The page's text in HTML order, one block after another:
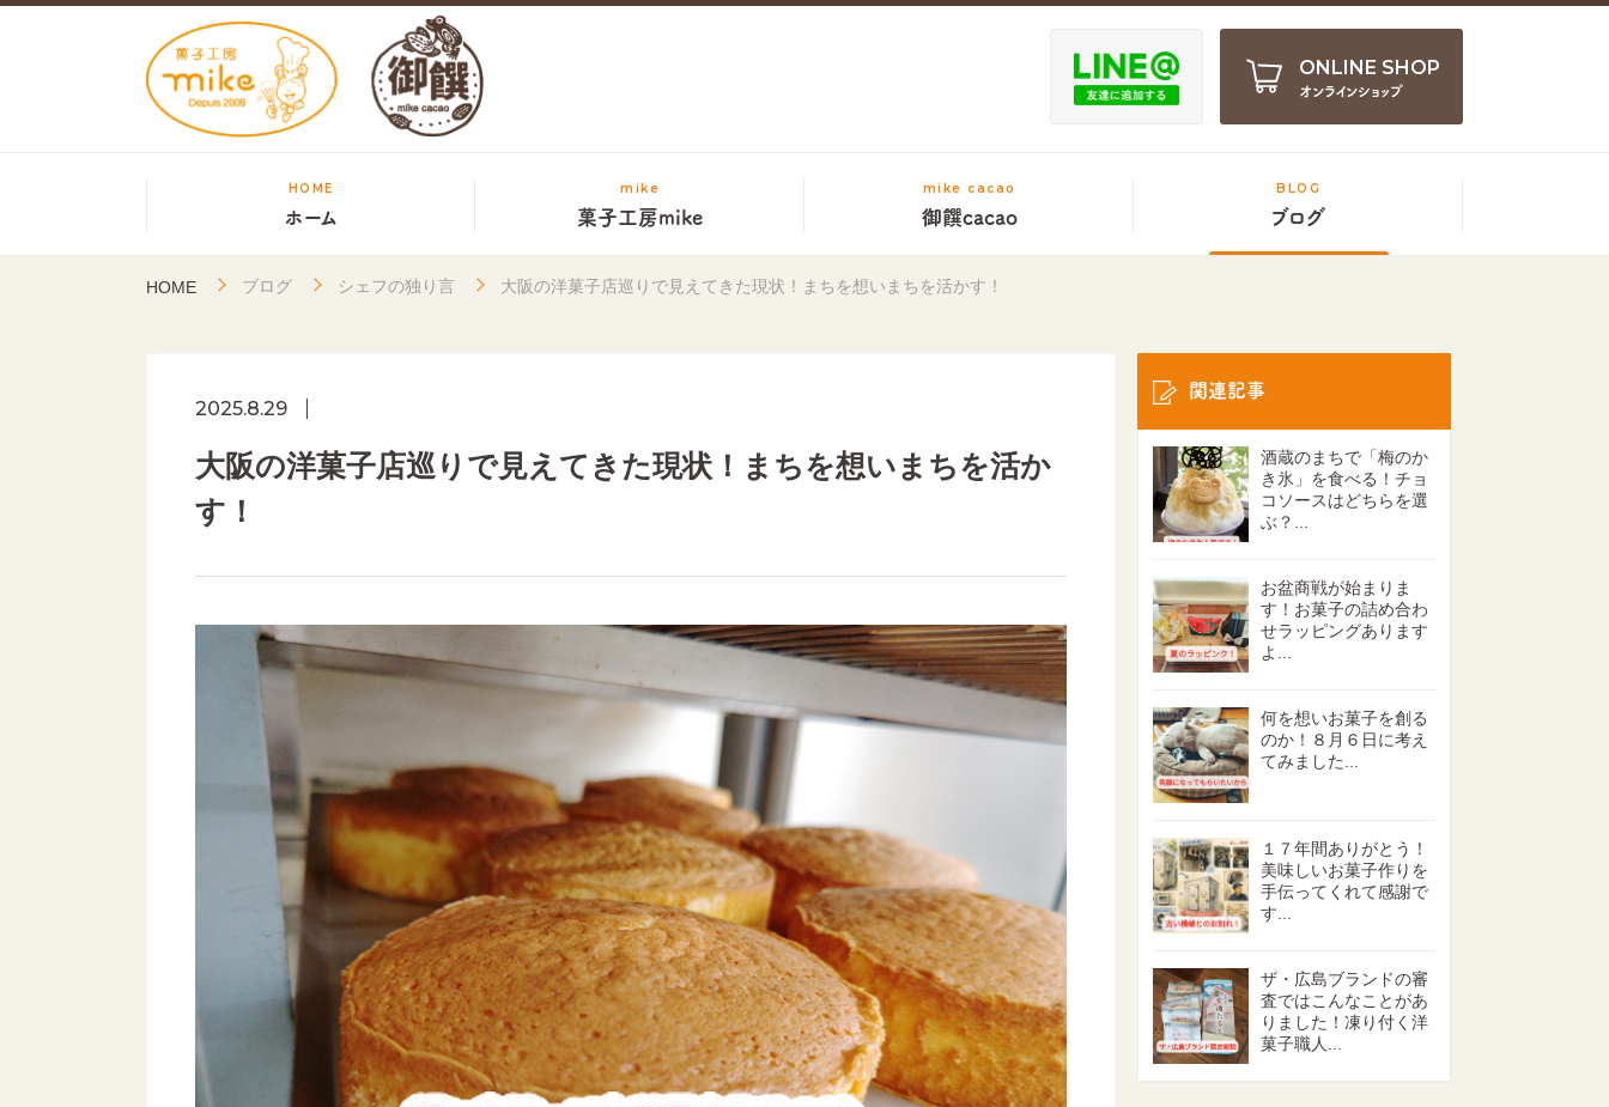
ONLINE SHOP
オンラインショップ
HOME
ホーム
mike
菓子工房mike
mike cacao
御饌cacao
BLOG
ブログ
HOME ブログ シェフの独り言 大阪の洋菓子店巡りで見えてきた現状！まちを想いまちを活かす！
2025.8.29
大阪の洋菓子店巡りで見えてきた現状！まちを想いまちを活か
す！
関連記事
酒蔵のまちで「梅のか
き氷」を食べる！チョ
コソースはどちらを選
ぶ？...
お盆商戦が始まりま
す！お菓子の詰め合わ
せラッピングあります
よ...
何を想いお菓子を創る
のか！８月６日に考え
てみました...
１７年間ありがとう！
美味しいお菓子作りを
手伝ってくれて感謝で
す...
ザ・広島ブランドの審
査ではこんなことがあ
りました！凍り付く洋
菓子職人...